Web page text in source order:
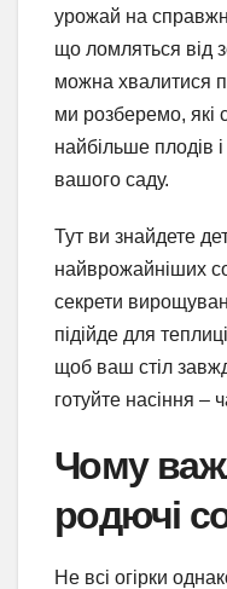
урожай на
що ломляться від
можна хвалитися
ми розберемо, які
найбільше плодів
вашого саду.
Тут ви знайдете
найврожайніших
секрети
підійде для
щоб ваш стіл
готуйте насіння –
Чому
родючі
Не всі огірки